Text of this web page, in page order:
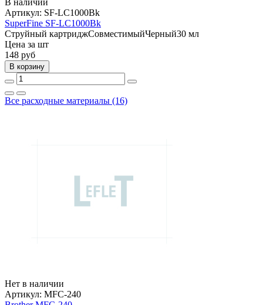
Артикул: SF-LC1000Bk
SuperFine SF-LC1000Bk
Струйный картриджСовместимыйЧерный30 мл
Цена за шт
148 руб
В корзину
Все расходные материалы (16)
Нет в наличии
Артикул: MFC-240